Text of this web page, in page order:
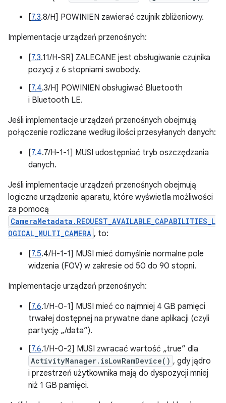
[7.3.8/H] POWINIEN zawierać czujnik zbliżeniowy.
Implementacje urządzeń przenośnych:
[7.3.11/H-SR] ZALECANE jest obsługiwanie czujnika
pozycji z 6 stopniami swobody.
[7.4.3/H] POWINIEN obsługiwać Bluetooth
i Bluetooth LE.
Jeśli implementacje urządzeń przenośnych obejmują
połączenie rozliczane według ilości przesyłanych danych:
[7.4.7/H-1-1] MUSI udostępniać tryb oszczędzania
danych.
Jeśli implementacje urządzeń przenośnych obejmują
logiczne urządzenie aparatu, które wyświetla możliwości
za pomocą
CameraMetadata.REQUEST_AVAILABLE_CAPABILITIES_L
OGICAL_MULTI_CAMERA , to:
[7.5.4/H-1-1] MUSI mieć domyślnie normalne pole
widzenia (FOV) w zakresie od 50 do 90 stopni.
Implementacje urządzeń przenośnych:
[7.6.1/H-0-1] MUSI mieć co najmniej 4 GB pamięci
trwałej dostępnej na prywatne dane aplikacji (czyli
partycję „/data”).
[7.6.1/H-0-2] MUSI zwracać wartość „true” dla
ActivityManager.isLowRamDevice() , gdy jądro
i przestrzeń użytkownika mają do dyspozycji mniej
niż 1 GB pamięci.